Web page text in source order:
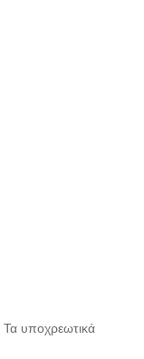
Τα υποχρεωτικά